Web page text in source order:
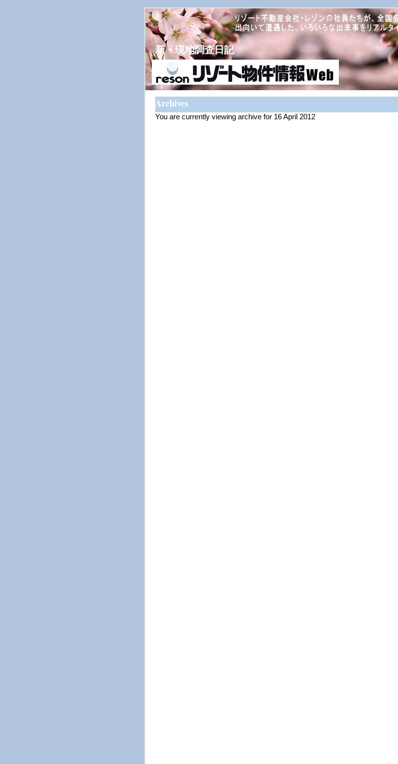
新・現地調査日記
Archives
You are currently viewing archive for 16 April 2012